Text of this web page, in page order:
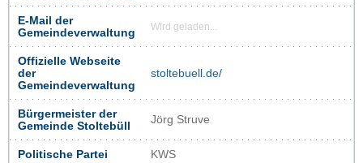
E-Mail der
Gemeindeverwaltung
Wird geladen...
Offizielle Webseite
der
Gemeindeverwaltung
stoltebuell.de/
Bürgermeister der
Gemeinde Stoltebüll
Jörg Struve
Politische Partei KWS